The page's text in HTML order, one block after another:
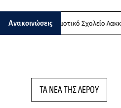
Ανακοινώσεις
στο Δημοτικό Σχολείο Λακκίου
ΤΑ ΝΕΑ ΤΗΣ ΛΕΡΟΥ